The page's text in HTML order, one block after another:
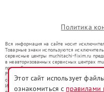
Политика
Вся информация на сайте носит
Товарные знаки используются
сервисные центры mur.hitachi-fixim.ru
в неавторизованных сервисных центрах
правообладателями товарных знаков или
Ремонт осуществляется для устройств,
со статьей 1487 ГК РФ.
Использование товарных знаков не
Этот сайт использует
ознакомиться с правилами